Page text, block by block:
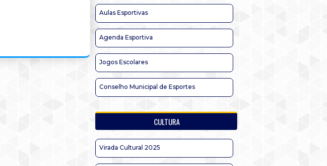
Aulas Esportivas
Agenda Esportiva
Jogos Escolares
Conselho Municipal de Esportes
CULTURA
Virada Cultural 2025